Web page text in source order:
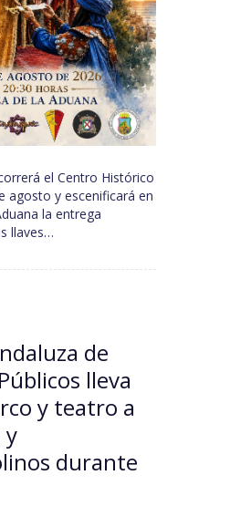
el Centro Histórico
agosto y escenificará en
la entrega
llaves…
de
lleva
y teatro a
y
durante